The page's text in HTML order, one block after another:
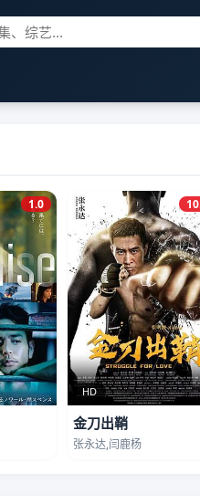
1.0
HD
金刀出鞘
张永达,闫鹿杨